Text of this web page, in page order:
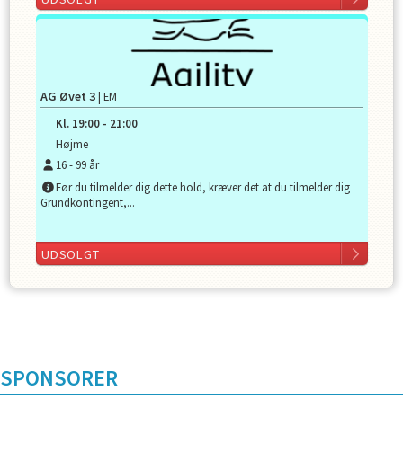
AG Øvet 3 | EM
Kl. 19:00 - 21:00
Højme
16- 99år
Før du tilmelder dig dette hold, kræver det at du tilmelder dig
Grundkontingent,...
UDSOLGT
SPONSORER